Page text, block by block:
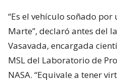
“Es el vehículo soñado
Marte”, declaró antes del
Vasavada, encargada
MSL del Laboratorio de
NASA. “Equivale a tener